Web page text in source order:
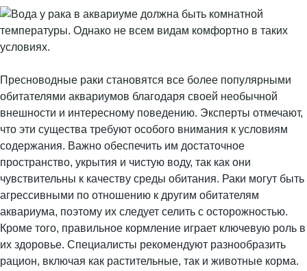
Пресноводные раки становятся все более популярными
обитателями аквариумов благодаря своей необычной
внешности и интересному поведению. Эксперты отмечают,
что эти существа требуют особого внимания к условиям
содержания. Важно обеспечить им достаточное
пространство, укрытия и чистую воду, так как они
чувствительны к качеству среды обитания. Раки могут быть
агрессивными по отношению к другим обитателям
аквариума, поэтому их следует селить с осторожностью.
Кроме того, правильное кормление играет ключевую роль в
их здоровье. Специалисты рекомендуют разнообразить
рацион, включая как растительные, так и животные корма.